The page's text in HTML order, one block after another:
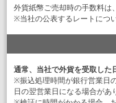
外貨紙幣ご売却時の手数料は
※当社の公表するレートにつ
通常、当社で外貨を受取した
※振込処理時間が銀行営業日
日の翌営業日になる場合があ